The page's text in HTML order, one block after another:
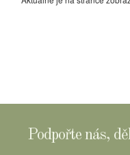
Podpořte nás,